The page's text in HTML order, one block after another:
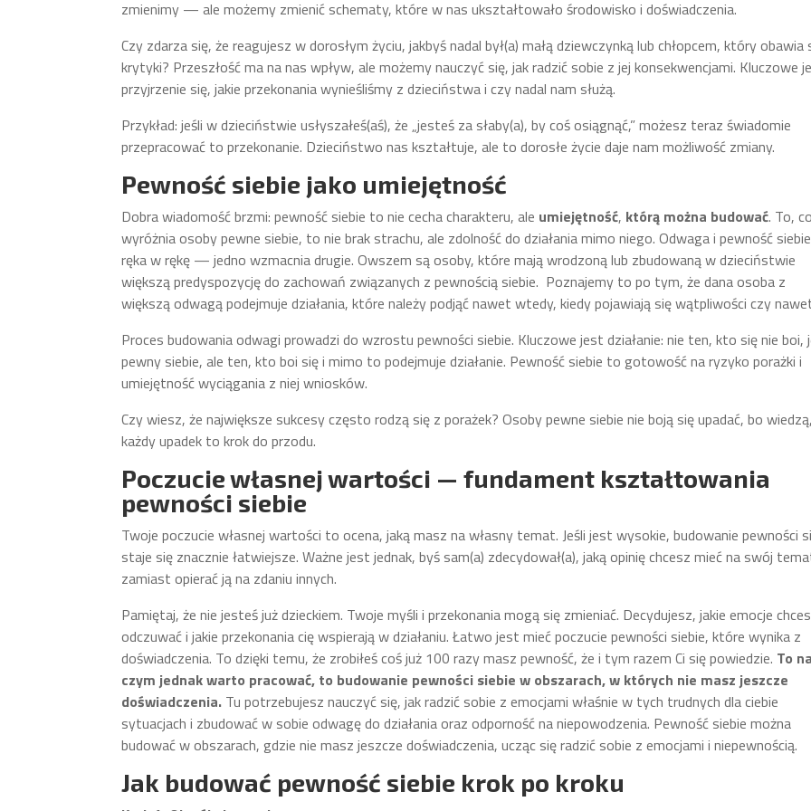
zmienimy — ale możemy zmienić schematy, które w nas ukształtowało środowisko i doświadczenia.
Czy zdarza się, że reagujesz w dorosłym życiu, jakbyś nadal był(a) małą dziewczynką lub chłopcem, który obawia
krytyki? Przeszłość ma na nas wpływ, ale możemy nauczyć się, jak radzić sobie z jej konsekwencjami. Kluczowe
przyjrzenie się, jakie przekonania wynieśliśmy z dzieciństwa i czy nadal nam służą.
Przykład: jeśli w dzieciństwie usłyszałeś(aś), że „jesteś za słaby(a), by coś osiągnąć,” możesz teraz świadomie
przepracować to przekonanie. Dzieciństwo nas kształtuje, ale to dorosłe życie daje nam możliwość zmiany.
Pewność siebie jako umiejętność
Dobra wiadomość brzmi: pewność siebie to nie cecha charakteru, ale umiejętność, którą można budować. To, co
wyróżnia osoby pewne siebie, to nie brak strachu, ale zdolność do działania mimo niego. Odwaga i pewność
ręka w rękę — jedno wzmacnia drugie. Owszem są osoby, które mają wrodzoną lub zbudowaną w dzieciństwie
większą predyspozycję do zachowań związanych z pewnością siebie. Poznajemy to po tym, że dana osoba z
większą odwagą podejmuje działania, które należy podjąć nawet wtedy, kiedy pojawiają się wątpliwości czy
Proces budowania odwagi prowadzi do wzrostu pewności siebie. Kluczowe jest działanie: nie ten, kto się nie boi,
pewny siebie, ale ten, kto boi się i mimo to podejmuje działanie. Pewność siebie to gotowość na ryzyko porażki i
umiejętność wyciągania z niej wniosków.
Czy wiesz, że największe sukcesy często rodzą się z porażek? Osoby pewne siebie nie boją się upadać, bo
każdy upadek to krok do przodu.
Poczucie własnej wartości — fundament kształtowania
pewności siebie
Twoje poczucie własnej wartości to ocena, jaką masz na własny temat. Jeśli jest wysokie, budowanie pewności
staje się znacznie łatwiejsze. Ważne jest jednak, byś sam(a) zdecydował(a), jaką opinię chcesz mieć na swój
zamiast opierać ją na zdaniu innych.
Pamiętaj, że nie jesteś już dzieckiem. Twoje myśli i przekonania mogą się zmieniać. Decydujesz, jakie emocje
odczuwać i jakie przekonania cię wspierają w działaniu. Łatwo jest mieć poczucie pewności siebie, które wynika z
doświadczenia. To dzięki temu, że zrobiłeś coś już 100 razy masz pewność, że i tym razem Ci się powiedzie. To
czym jednak warto pracować, to budowanie pewności siebie w obszarach, w których nie masz jeszcze
doświadczenia. Tu potrzebujesz nauczyć się, jak radzić sobie z emocjami właśnie w tych trudnych dla ciebie
sytuacjach i zbudować w sobie odwagę do działania oraz odporność na niepowodzenia. Pewność siebie można
budować w obszarach, gdzie nie masz jeszcze doświadczenia, ucząc się radzić sobie z emocjami i niepewnością.
Jak budować pewność siebie krok po kroku